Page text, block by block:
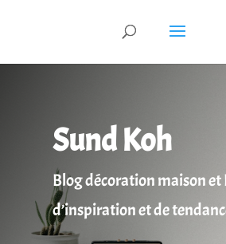
Sund Koh
Blog décoration maison et
d’inspiration et de